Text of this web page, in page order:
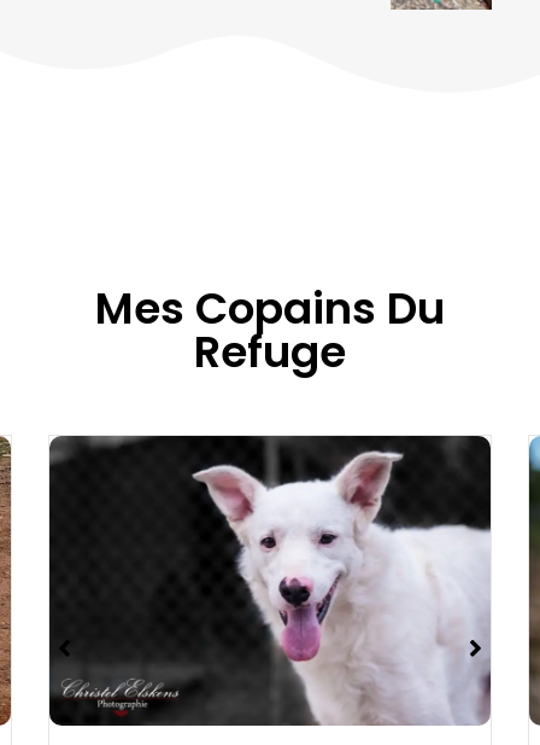
Mes Copains Du
Refuge